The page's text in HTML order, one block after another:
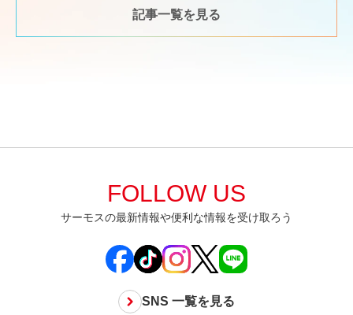
記事一覧を見る
FOLLOW US
サーモスの最新情報や便利な情報を受け取ろう
SNS 一覧を見る